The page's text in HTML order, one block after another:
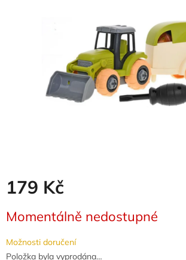
179 Kč
cena:
Momentálně nedostupné
Možnosti doručení
Položka byla vyprodána…